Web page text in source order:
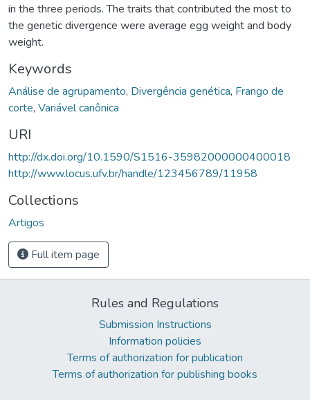
in the three periods. The traits that contributed the most to
the genetic divergence were average egg weight and body
weight.
Keywords
Análise de agrupamento, Divergência genética, Frango de
corte, Variável canônica
URI
http://dx.doi.org/10.1590/S1516-35982000000400018
http://www.locus.ufv.br/handle/123456789/11958
Collections
Artigos
Full item page
Rules and Regulations
Submission Instructions
Information policies
Terms of authorization for publication
Terms of authorization for publishing books